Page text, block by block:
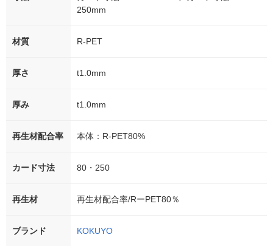
250mm
材質 R-PET
厚さ t1.0mm
厚み t1.0mm
再生材配合率 本体：R-PET80%
カード寸法 80・250
再生材 再生材配合率/RーPET80％
ブランド KOKUYO